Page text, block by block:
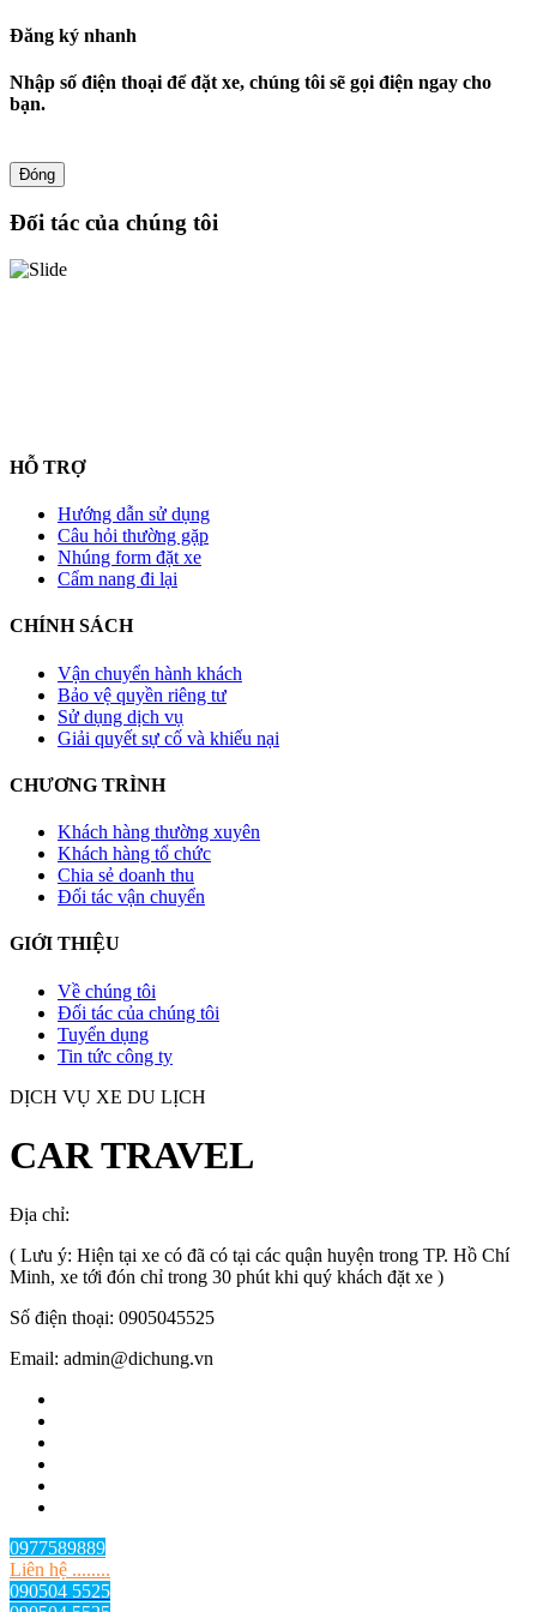
Đăng ký nhanh
Nhập số điện thoại để đặt xe, chúng tôi sẽ gọi điện ngay cho
bạn.
Đóng
Đối tác của chúng tôi
HỖ TRỢ
Hướng dẫn sử dụng
Câu hỏi thường gặp
Nhúng form đặt xe
Cẩm nang đi lại
CHÍNH SÁCH
Vận chuyển hành khách
Bảo vệ quyền riêng tư
Sử dụng dịch vụ
Giải quyết sự cố và khiếu nại
CHƯƠNG TRÌNH
Khách hàng thường xuyên
Khách hàng tổ chức
Chia sẻ doanh thu
Đối tác vận chuyển
GIỚI THIỆU
Về chúng tôi
Đối tác của chúng tôi
Tuyển dụng
Tin tức công ty
DỊCH VỤ XE DU LỊCH
CAR TRAVEL
Địa chỉ:
( Lưu ý: Hiện tại xe có đã có tại các quận huyện trong TP. Hồ Chí
Minh, xe tới đón chỉ trong 30 phút khi quý khách đặt xe )
Số điện thoại: 0905045525
Email: admin@dichung.vn
0977589889
Liên hệ ........
090504 5525